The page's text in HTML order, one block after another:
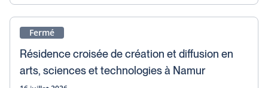
Fermé
Résidence croisée de création et diffusion en
arts, sciences et technologies à Namur